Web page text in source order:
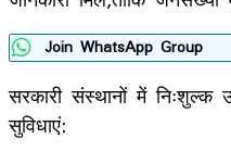
Join WhatsApp Group
सरकारी संस्थानों में निःशुल्क
सुविधाएं: